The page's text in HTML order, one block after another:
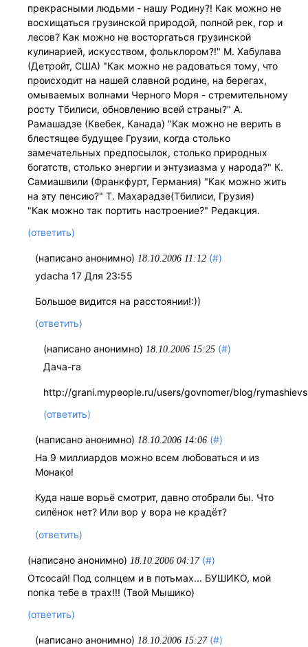
прекрасными людьми - нашу Родину?! Как можно не
восхищаться грузинской природой, полной рек, гор и
лесов? Как можно не восторгаться грузинской
кулинарией, искусством, фольклором?!" М. Хабулава
(Детройт, США) "Как можно не радоваться тому, что
происходит на нашей славной родине, на берегах,
омываемых волнами Черного Моря - стремительному
росту Тбилиси, обновлению всей страны?" А.
Рамашадзе (Квебек, Канада) "Как можно не верить в
блестящее будущее Грузии, когда столько
замечательных предпосылок, столько природных
богатств, столько энергии и энтузиазма у народа?" К.
Самиашвили (Франкфурт, Германия) "Как можно жить
на эту пенсию?" Т. Махарадзе(Тбилиси, Грузия)
"Как можно так портить настроение?" Редакция.
(ответить)
(написано анонимно) 18.10.2006 11:12 (#)
ydacha 17 Для 23:55
Большое видится на расстоянии!:))
(ответить)
(написано анонимно) 18.10.2006 15:25 (#)
Дача-га
http://grani.mypeople.ru/users/govnomer/blog/
(ответить)
(написано анонимно) 18.10.2006 14:06 (#)
На 9 миллиардов можно всем любоваться и из
Монако!
Куда наше ворьё смотрит, давно отобрали бы. Что
силёнок нет? Или вор у вора не крадёт?
(ответить)
(написано анонимно) 18.10.2006 04:17 (#)
Отсосай! Под солнцем и в потьмах... БУШИКО, мой
попка тебе в трах!!! (Твой Мышико)
(ответить)
(написано анонимно) 18.10.2006 15:27 (#)